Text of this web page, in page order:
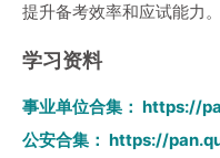
提升备考效率和应试能力。
学习资料
事业单位合集： https://
公安合集： https://